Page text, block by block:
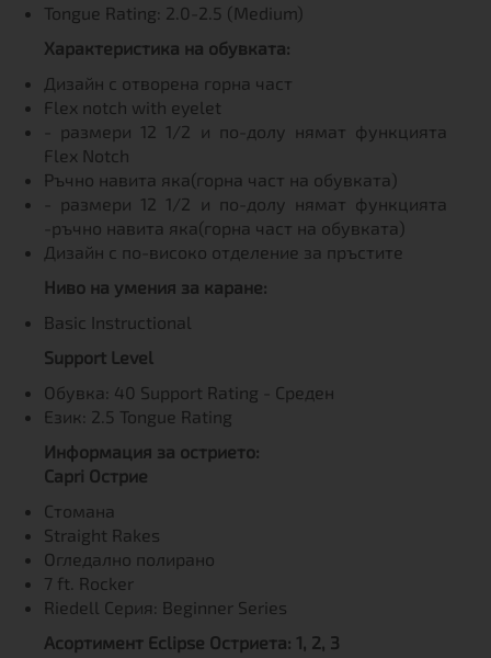
Tongue Rating: 2.0-2.5 (Medium)
Характеристика на обувката:
Дизайн с отворена горна част
Flex notch with eyelet
- размери 12 1/2 и по-долу нямат функцията
Flex Notch
Ръчно навита яка(горна част на обувката)
- размери 12 1/2 и по-долу нямат функцията
-ръчно навита яка(горна част на обувката)
Дизайн с по-високо отделение за пръстите
Ниво на умения за каране:
Basic Instructional
Support Level
Обувка: 40 Support Rating - Среден
Език: 2.5 Tongue Rating
Информация за острието:
Capri Острие
Стомана
Straight Rakes
Огледално полирано
7 ft. Rocker
Riedell Серия: Beginner Series
Асортимент Eclipse Остриета: 1, 2, 3